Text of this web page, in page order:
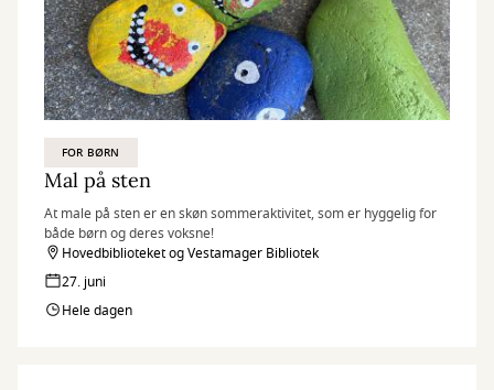
FOR BØRN
Mal på sten
At male på sten er en skøn sommeraktivitet, som er hyggelig for
både børn og deres voksne!
Hovedbiblioteket og Vestamager Bibliotek
27. juni
Hele dagen